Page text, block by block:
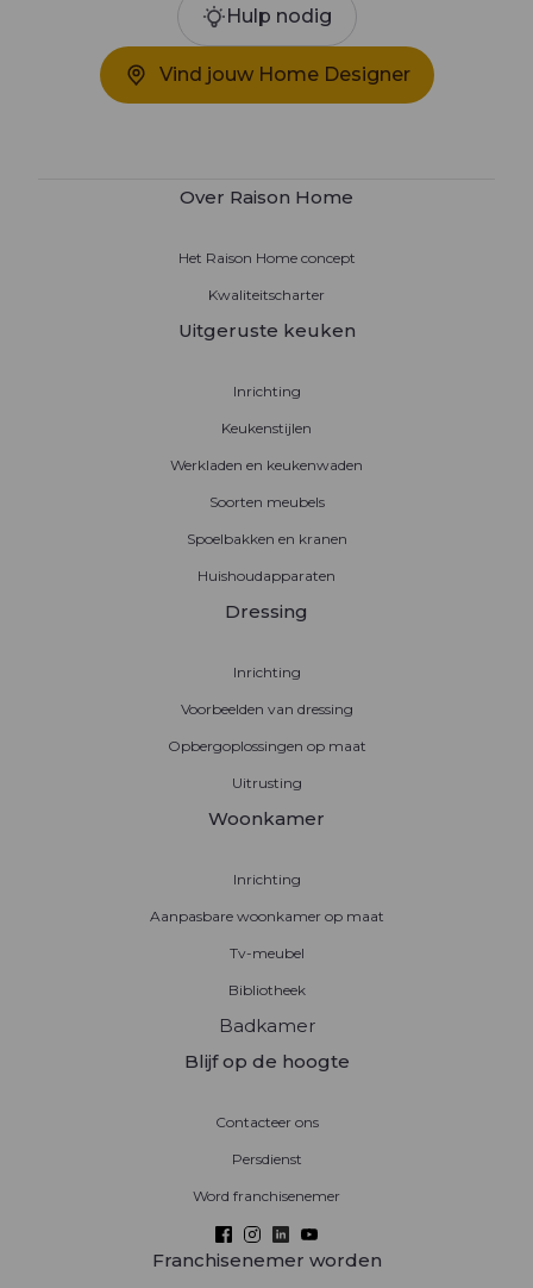
Hulp nodig
Vind jouw Home Designer
Over Raison Home
Het Raison Home concept
Kwaliteitscharter
Uitgeruste keuken
Inrichting
Keukenstijlen
Werkladen en keukenwaden
Soorten meubels
Spoelbakken en kranen
Huishoudapparaten
Dressing
Inrichting
Voorbeelden van dressing
Opbergoplossingen op maat
Uitrusting
Woonkamer
Inrichting
Aanpasbare woonkamer op maat
Tv-meubel
Bibliotheek
Badkamer
Blijf op de hoogte
Contacteer ons
Persdienst
Word franchisenemer
Franchisenemer worden